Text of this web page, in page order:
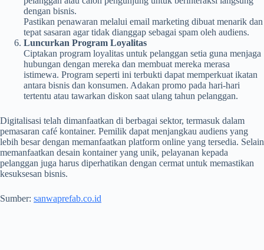
dengan bisnis.
Pastikan penawaran melalui email marketing dibuat menarik dan
tepat sasaran agar tidak dianggap sebagai spam oleh audiens.
Luncurkan Program Loyalitas
Ciptakan program loyalitas untuk pelanggan setia guna menjaga
hubungan dengan mereka dan membuat mereka merasa
istimewa. Program seperti ini terbukti dapat memperkuat ikatan
antara bisnis dan konsumen. Adakan promo pada hari-hari
tertentu atau tawarkan diskon saat ulang tahun pelanggan.
Digitalisasi telah dimanfaatkan di berbagai sektor, termasuk dalam
pemasaran café kontainer. Pemilik dapat menjangkau audiens yang
lebih besar dengan memanfaatkan platform online yang tersedia. Selain
memanfaatkan desain kontainer yang unik, pelayanan kepada
pelanggan juga harus diperhatikan dengan cermat untuk memastikan
kesuksesan bisnis.
Sumber: sanwaprefab.co.id